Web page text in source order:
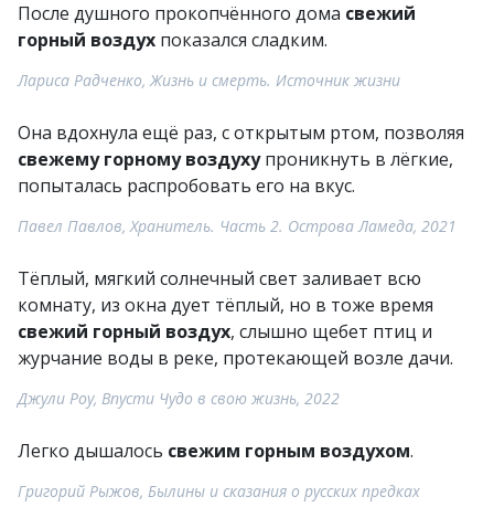
После душного прокопчённого дома свежий
горный воздух показался сладким.
Лариса Радченко, Жизнь и смерть. Источник жизни
Она вдохнула ещё раз, с открытым ртом, позволяя
свежему горному воздухупроникнуть в лёгкие,
попыталась распробовать его на вкус.
Павел Павлов, Хранитель. Часть 2. Острова Ламеда, 2021
Тёплый, мягкий солнечный свет заливает всю
комнату, из окна дует тёплый, но в тоже время
свежий горный воздух, слышно щебет птиц и
журчание воды в реке, протекающей возле дачи.
Джули Роу, Впусти Чудо в свою жизнь, 2022
Легко дышалось свежим горным воздухом.
Григорий Рыжов, Былины и сказания о русских предках